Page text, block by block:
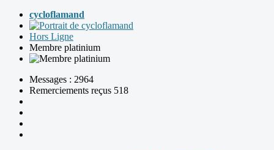
cycloflamand
Hors Ligne
Membre platinium
Messages : 2964
Remerciements reçus 518